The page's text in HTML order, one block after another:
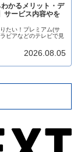
かるメリット・デ
サービス内容やを
たい！プレミアム(サ
ビアなどのテレビで見
2026.08.05